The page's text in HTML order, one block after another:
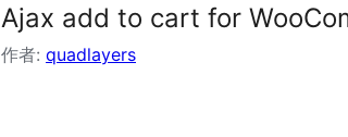
Ajax add to cart for
作者: quadlayers